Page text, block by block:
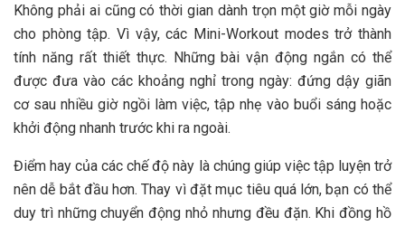
Không phải ai cũng có thời gian dành trọn một giờ mỗi ngày
cho phòng tập. Vì vậy, các Mini-Workout modes trở thành
tính năng rất thiết thực. Những bài vận động ngắn có thể
được đưa vào các khoảng nghỉ trong ngày: đứng dậy giãn
cơ sau nhiều giờ ngồi làm việc, tập nhẹ vào buổi sáng hoặc
khởi động nhanh trước khi ra ngoài.
Điểm hay của các chế độ này là chúng giúp việc tập luyện trở
nên dễ bắt đầu hơn. Thay vì đặt mục tiêu quá lớn, bạn có thể
duy trì những chuyển động nhỏ nhưng đều đặn. Khi đồng hồ